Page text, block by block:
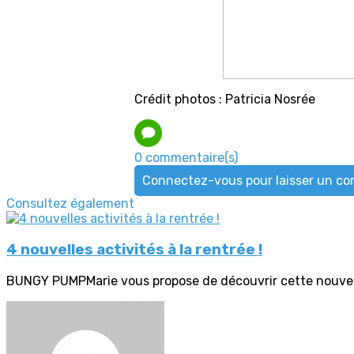
Crédit photos : Patricia Nosrée
0 commentaire(s)
Connectez-vous pour laisser un
Consultez également
4 nouvelles activités à la rentrée !
BUNGY PUMPMarie vous propose de découvrir cette